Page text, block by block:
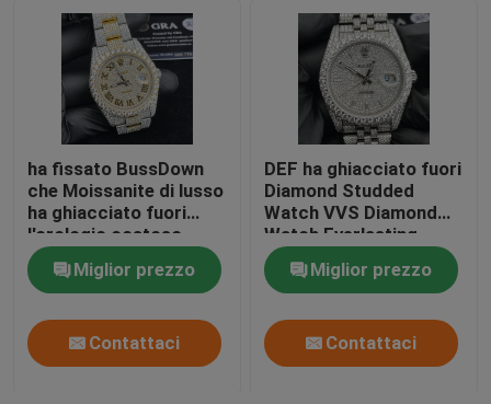
ha fissato BussDown
che Moissanite di lusso
ha ghiacciato fuori
l'orologio costoso
Miglior prezzo
Contattaci
DEF ha ghiacciato fuori
Diamond Studded
Watch VVS Diamond
Watch Everlasting
Shine
Miglior prezzo
Contattaci